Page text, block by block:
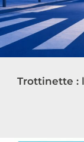
Trottinette :